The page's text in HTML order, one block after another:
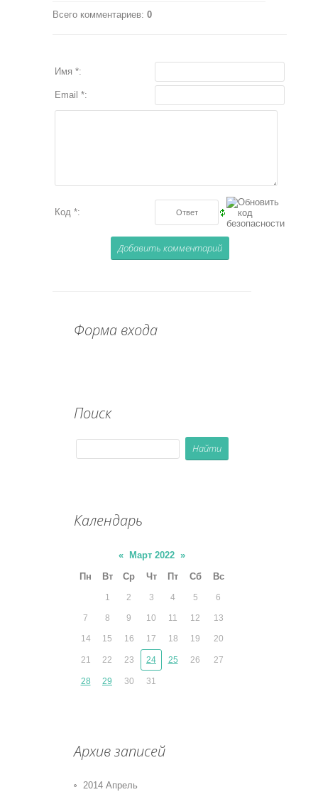
Всего комментариев: 0
Имя *:
Email *:
Код *:
Форма входа
Поиск
Календарь
« Март 2022 »
Пн
Вт Ср Чт Пт Сб Вс
1 2 3 4 5 6
7 8 9 10 11 12 13
14 15 16 17 18 19 20
21 22 23 24 25 26 27
28 29 30 31
Архив записей
2014 Апрель